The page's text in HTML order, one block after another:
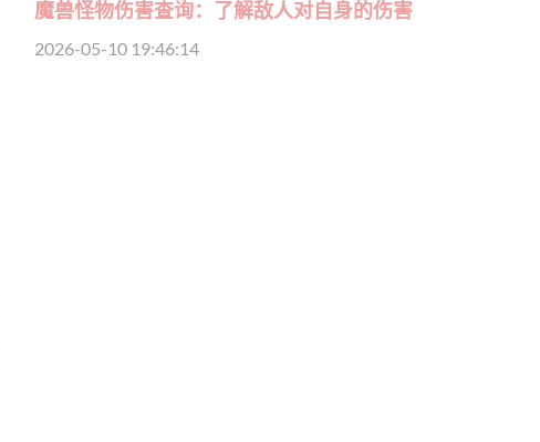
魔兽怪物伤害查询：了解敌人对自身的伤害
2026-05-10 19:46:14